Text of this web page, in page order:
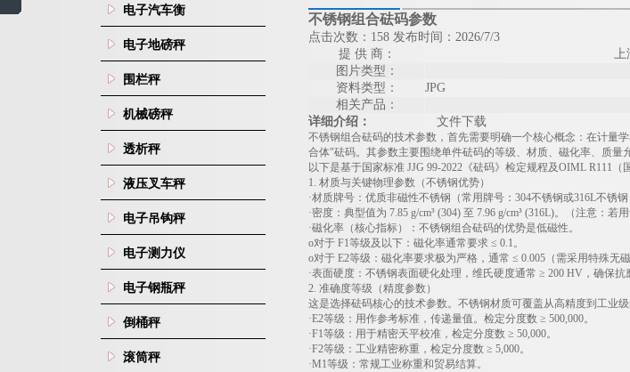
电子汽车衡
电子地磅秤
围栏秤
机械磅秤
透析秤
液压叉车秤
电子吊钩秤
电子测力仪
电子钢瓶秤
倒桶秤
滚筒秤
不锈钢组合砝码参数
点击次数：158 发布时间：2026/7/3
提 供 商：
上
图片类型：
资料类型：
JPG
相关产品：
详细介绍：
文件下载
不锈钢组合砝码的技术参数，首先需要明确一个核心概念：在计量
合体"砝码。其参数主要围绕单件砝码的等级、材质、磁化率、质量
以下是基于国家标准 JJG 99-2022 《砝码》检定规程及OIML R111
1. 材质与关键物理参数（不锈钢优势）
·材质牌号：优质非磁性不锈钢（常用牌号： 304不锈钢或316L不锈
·密度：典型值为 7.85 g/cm³ (304) 至 7.96 g/cm³ (316L)。（注意：若
·磁化率（核心指标）：不锈钢组合砝码的优势是低磁性。
o对于 F1等级及以下：磁化率通常要求 ≤ 0.1。
o对于 E2等级：磁化率要求极为严格，通常 ≤ 0.005 （需采用特殊无
·表面硬度：不锈钢表面硬化处理，维氏硬度通常 ≥ 200 HV ，确保抗
2. 准确度等级（精度参数）
这是选择砝码核心的技术参数。不锈钢材质可覆盖从高精度到工业级
·E2等级：用作参考标准，传递量值。检定分度数 ≥ 500,000。
·F1等级：用于精密天平校准，检定分度数 ≥ 50,000。
·F2等级：工业精密称重，检定分度数 ≥ 5,000。
·M1等级：常规工业称重和贸易结算。